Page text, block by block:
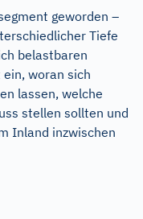
geworden –
Tiefe
belastbaren
woran sich
lassen, welche
stellen sollten und
Inland inzwischen